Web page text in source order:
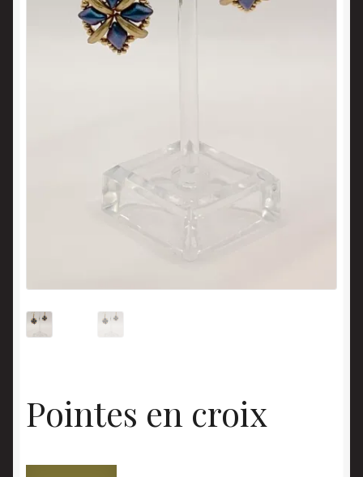
Politique en matière de remboursements et de retours
Pointes en croix